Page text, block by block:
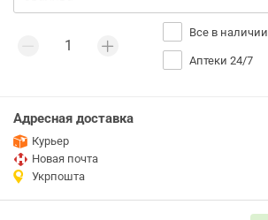
Все в наличии
Аптеки 24/7
Адресная доставка
Курьер
Новая почта
Укрпошта